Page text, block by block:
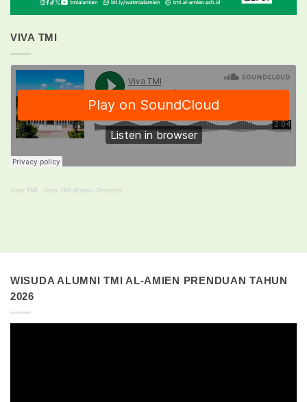
VIVA TMI
Viva TMI · Viva TMI (Piano Version)
WISUDA ALUMNI TMI AL-AMIEN PRENDUAN TAHUN
2026